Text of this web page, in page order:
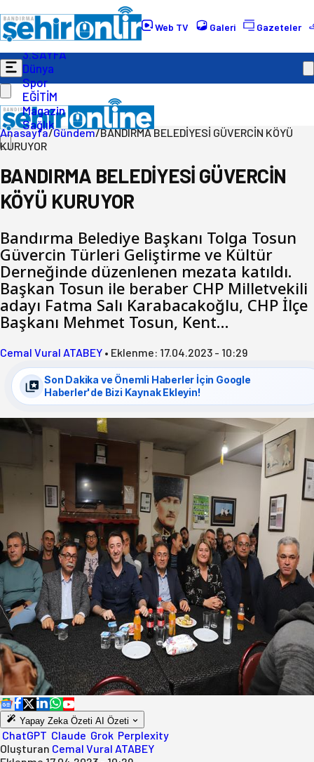
Web TV Galeri Gazeteler
Gündem
Ekonomi
Politika
3.SAYFA
Dünya
Spor
EĞİTİM
Magazin
Sağlık
Anasayfa/Gündem/BANDIRMA BELEDİYESİ GÜVERCİN KÖYÜ
KURUYOR
BANDIRMA BELEDİYESİ GÜVERCİN
KÖYÜ KURUYOR
Bandırma Belediye Başkanı Tolga Tosun
Güvercin Türleri Geliştirme ve Kültür
Derneğinde düzenlenen mezata katıldı.
Başkan Tosun ile beraber CHP Milletvekili
adayı Fatma Salı Karabacakoğlu, CHP İlçe
Başkanı Mehmet Tosun, Kent…
Cemal Vural ATABEY • Eklenme: 17.04.2023 - 10:29
Son Dakika ve Önemli Haberler İçin Google
Haberler'de Bizi Kaynak Ekleyin!
Yapay Zeka Özeti AI Özeti
ChatGPT Claude Grok Perplexity
Oluşturan Cemal Vural ATABEY